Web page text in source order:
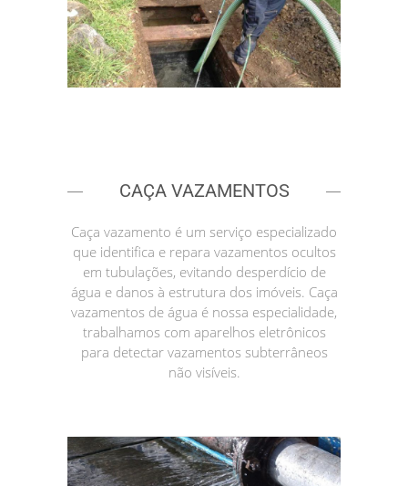
CAÇA VAZAMENTOS
Caça vazamento é um serviço especializado
que identifica e repara vazamentos ocultos
em tubulações, evitando desperdício de
água e danos à estrutura dos imóveis. Caça
vazamentos de água é nossa especialidade,
trabalhamos com aparelhos eletrônicos
para detectar vazamentos subterrâneos
não visíveis.